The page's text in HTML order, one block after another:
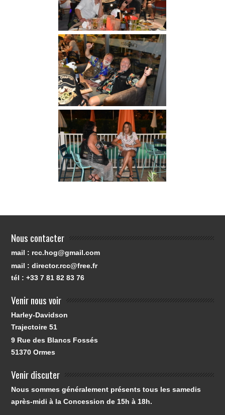
Nous contacter
mail : rcc.hog@gmail.com
mail : director.rcc@free.fr
tél : +33 7 81 82 83 76
Venir nous voir
Harley-Davidson
Trajectoire 51
9 Rue des Blancs Fossés
51370Ormes
Venir discuter
Nous sommes généralement présents tous les samedis
après-midi à la Concession de 15h à 18h.